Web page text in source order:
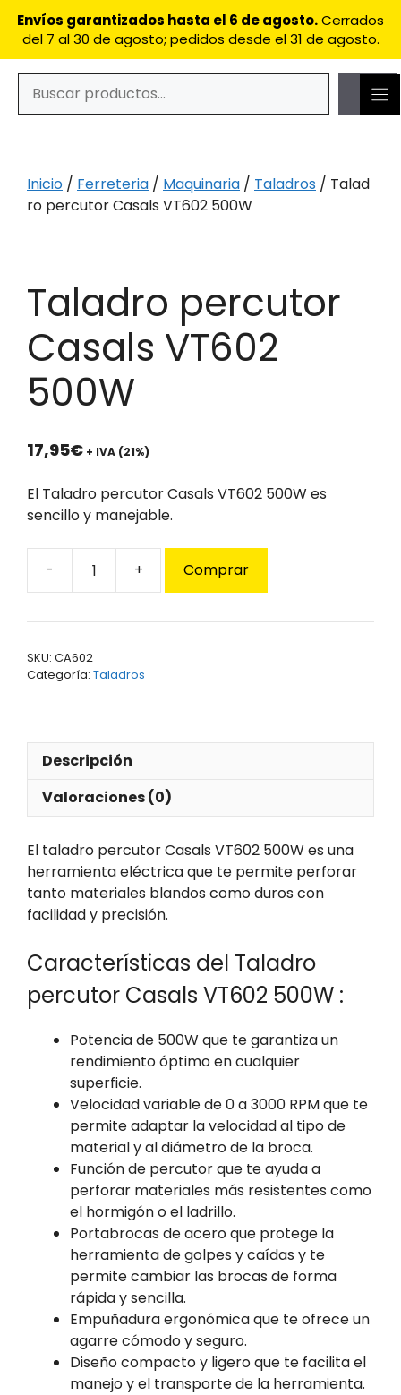
Envíos garantizados hasta el 6 de agosto.Cerrados
del 7 al 30 de agosto; pedidos desde el 31 de agosto.
Inicio / Ferreteria / Maquinaria / Taladros / Talad
ro percutor Casals VT602 500W
Taladro percutor
Casals VT602
500W
17,95€ + IVA (21%)
El Taladro percutor Casals VT602 500W es
sencillo y manejable.
Taladro
Casals
Comprar
SKU: CA602
Categoría: Taladros
Descripción
Valoraciones (0)
El taladro percutor Casals VT602 500W es una
herramienta eléctrica que te permite perforar
tanto materiales blandos como duros con
facilidad y precisión.
Características del Taladro
percutor Casals VT602 500W :
Potencia de 500W que te garantiza un
rendimiento óptimo en cualquier
superficie.
Velocidad variable de 0 a 3000 RPM que te
permite adaptar la velocidad al tipo de
material y al diámetro de la broca.
Función de percutor que te ayuda a
perforar materiales más resistentes como
el hormigón o el ladrillo.
Portabrocas de acero que protege la
herramienta de golpes y caídas y te
permite cambiar las brocas de forma
rápida y sencilla.
Empuñadura ergonómica que te ofrece un
agarre cómodo y seguro.
Diseño compacto y ligero que te facilita el
manejo y el transporte de la herramienta.